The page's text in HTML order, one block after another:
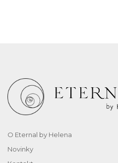
O Eternal by Helena
Novinky